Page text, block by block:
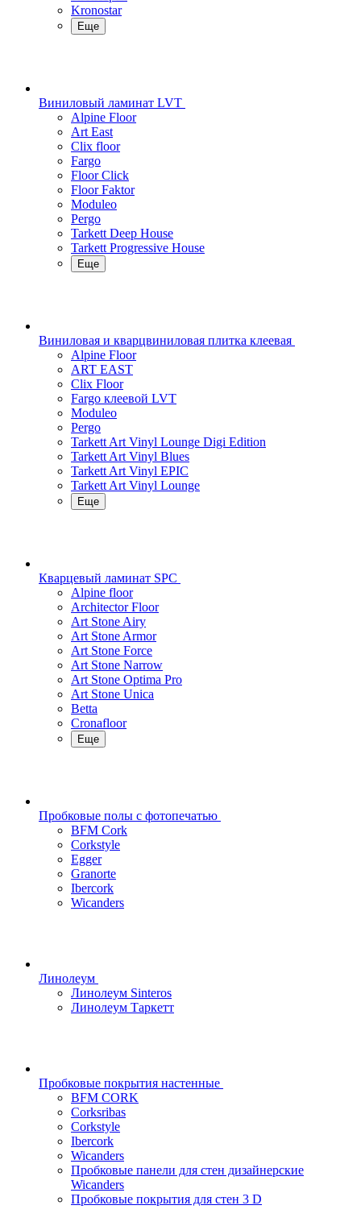
Kronostar
Еще
Виниловый ламинат LVT
Alpine Floor
Art East
Clix floor
Fargo
Floor Click
Floor Faktor
Moduleo
Pergo
Tarkett Deep House
Tarkett Progressive House
Еще
Виниловая и кварцвиниловая плитка клеевая
Alpine Floor
ART EAST
Clix Floor
Fargo клеевой LVT
Moduleo
Pergo
Tarkett Art Vinyl Lounge Digi Edition
Tarkett Art Vinyl Blues
Tarkett Art Vinyl EPIC
Tarkett Art Vinyl Lounge
Еще
Кварцевый ламинат SPC
Alpine floor
Architector Floor
Art Stone Airy
Art Stone Armor
Art Stone Force
Art Stone Narrow
Art Stone Optima Pro
Art Stone Unica
Betta
Cronafloor
Еще
Пробковые полы с фотопечатью
BFM Cork
Corkstyle
Egger
Granorte
Ibercork
Wicanders
Линолеум
Линолеум Sinteros
Линолеум Таркетт
Пробковые покрытия настенные
BFM CORK
Corksribas
Corkstyle
Ibercork
Wicanders
Пробковые панели для стен дизайнерские
Wicanders
Пробковые покрытия для стен 3 D